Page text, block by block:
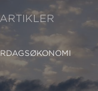
ARTIKLER